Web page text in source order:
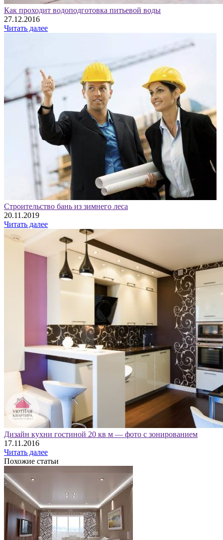
Как проходит водоподготовка питьевой воды
27.12.2016
Читать далее
Строительство бань из зимнего леса
20.11.2019
Читать далее
Дизайн кухни гостиной 20 кв м — фото с зонированием
17.11.2016
Читать далее
Похожие статьи